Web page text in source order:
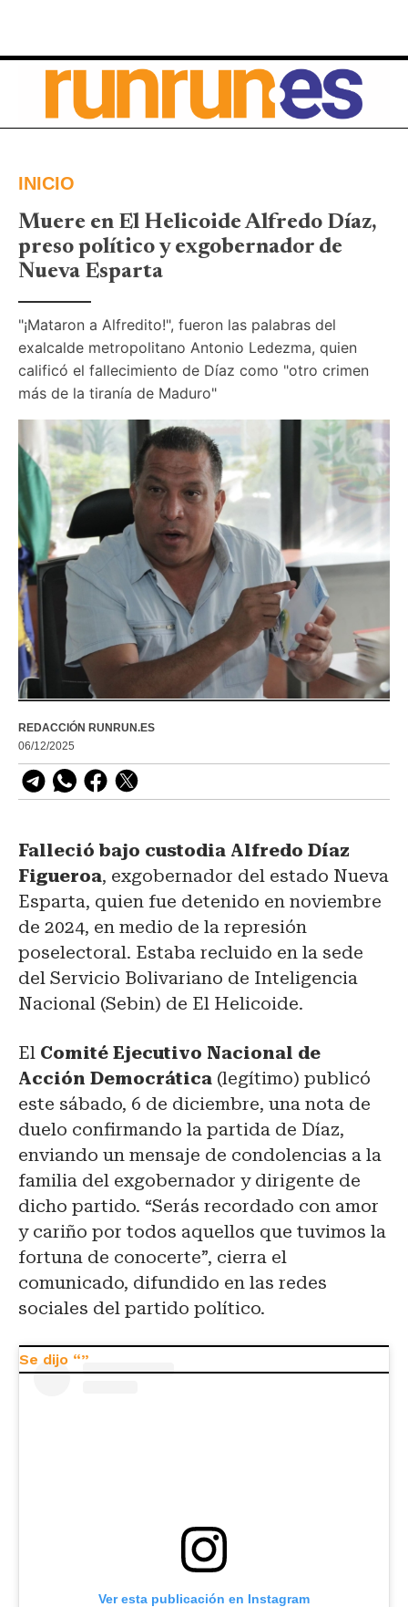
INICIO
Muere en El Helicoide Alfredo Díaz,
preso político y exgobernador de
Nueva Esparta
"¡Mataron a Alfredito!", fueron las palabras del
exalcalde metropolitano Antonio Ledezma, quien
calificó el fallecimiento de Díaz como "otro crimen
más de la tiranía de Maduro"
REDACCIÓN RUNRUN.ES
06/12/2025
Falleció bajo custodia Alfredo Díaz
Figueroa, exgobernador del estado Nueva
Esparta, quien fue detenido en noviembre
de 2024, en medio de la represión
poselectoral. Estaba recluido en la sede
del Servicio Bolivariano de Inteligencia
Nacional (Sebin) de El Helicoide.
El Comité Ejecutivo Nacional de
Acción Democrática (legítimo) publicó
este sábado, 6 de diciembre, una nota de
duelo confirmando la partida de Díaz,
enviando un mensaje de condolencias a la
familia del exgobernador y dirigente de
dicho partido. “Serás recordado con amor
y cariño por todos aquellos que tuvimos la
fortuna de conocerte”, cierra el
comunicado, difundido en las redes
sociales del partido político.
Ver esta publicación en Instagram